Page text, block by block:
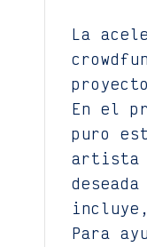
La
En el
puro
artista
Para